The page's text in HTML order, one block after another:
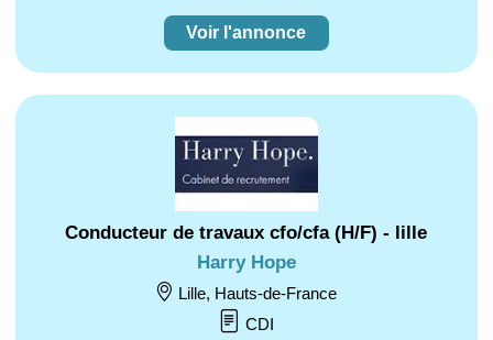
Voir l'annonce
Conducteur de travaux cfo/cfa (H/F) - lille
Harry Hope
Lille, Hauts-de-France
CDI